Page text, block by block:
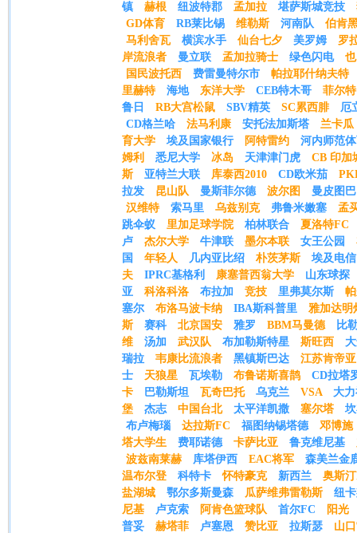
镇
赫根 纽波特郡 孟加拉 堪萨斯城竞技
GD体育
RB莱比锡 维勒斯 河南队
伯肯
马利舍瓦
横滨水手 仙台七夕 美罗姆
罗
岸流浪者
曼立联 孟加拉骑士 绿色闪电
国民波托西
费雷曼特尔市
帕拉耶什纳夫特
里赫特
海地 东洋大学 CEB特木哥
菲尔特
鲁日
RB大宫松鼠 SBV精英 SC累西腓
厄
CD格兰哈
法马利康 安托法加斯塔
兰卡瓜
育大学
埃及国家银行 阿特雷约
河内师范
姆利
悉尼大学 冰岛 天津津门虎
CB 印加
斯
亚特兰大联 库泰西2010 CD欧米茄
拉发
昆山队 曼斯菲尔德 波尔图
曼皮图巴
汉维特
索马里 乌兹别克 弗鲁米嫩塞
孟
跳伞蚁
里加足球学院 柏林联合
夏洛特FC
卢
杰尔大学 牛津联 墨尔本联 女王公园
国
年轻人 几内亚比绍 朴茨茅斯
埃及电信
夫
IPRC基格利 康塞普西翁大学
山东球探
亚
科洛科洛 布拉加 竞技 里弗莫尔斯
塞尔
布洛马波卡纳 IBA斯科普里
雅加达明
斯
赛科 北京国安 雅罗 BBM马曼德
比
维
汤加 武汉队 布加勒斯特星 斯旺西
瑞拉
韦康比流浪者 黑镇斯巴达
江苏肯帝亚
士
天狼星 瓦埃勒 布鲁诺斯喜鹊
CD拉塔
卡
巴勒斯坦 瓦奇巴托 乌克兰 VSA
大
堡
杰志 中国台北 太平洋凯撒 塞尔塔
布卢梅瑙
达拉斯FC 福图纳锡塔德
邓博施
塔大学生
费耶诺德 卡萨比亚 鲁克维尼基
波兹南莱赫
库塔伊西 EAC将军
森美兰金
温布尔登
科特卡 怀特豪克 新西兰
奥斯
盐湖城
鄂尔多斯曼森 瓜萨维弗雷勒斯
纽
尼基
卢克索 阿肯色篮球队 首尔FC
阳光
普妥
赫塔菲 卢塞恩 赞比亚 拉斯瑟
山